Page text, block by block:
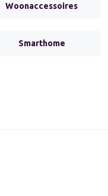
Woonaccessoires
Smarthome